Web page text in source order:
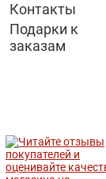
Контакты
Подарки к
заказам